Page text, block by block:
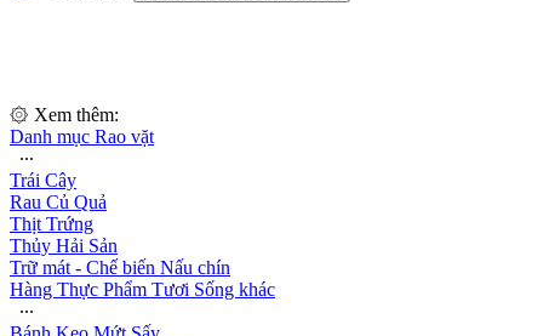
۞ Xem thêm:
Danh mục Rao vặt
∙∙∙
Trái Cây
Rau Củ Quả
Thịt Trứng
Thủy Hải Sản
Trữ mát - Chế biến Nấu chín
Hàng Thực Phẩm Tươi Sống khác
∙∙∙